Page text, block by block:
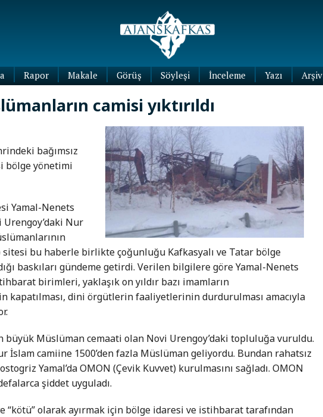
Rapor Makale Görüş Söyleşi İnceleme
Yazı
Yazıları
Arşiv
camisi yıktırıldı
bağımsız
bölge yönetimi
Yamal-Nenets
Nur
sitesi bu haberle birlikte çoğunluğu Kafkasyalı ve Tatar bölge
baskıları gündeme getirdi. Verilen bilgilere göre Yamal-Nenets
birimleri, yaklaşık on yıldır bazı imamların
kapatılması, dini örgütlerin faaliyetlerinin durdurulması amacıyla
büyük Müslüman cemaati olan Novi Urengoy’daki topluluğa vuruldu.
İslam camiine 1500’den fazla Müslüman geliyordu. Bundan rahatsız
Yamal’da OMON (Çevik Kuvvet) kurulmasını sağladı. OMON
şiddet uyguladı.
“kötü” olarak ayırmak için bölge idaresi ve istihbarat tarafından